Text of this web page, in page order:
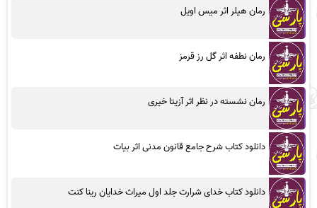
رمان هیلر اثر میس اویل
رمان نطفه اثر گل رز قرمز
رمان نشسته در نظر اثر آزیتا خیری
دانلود کتاب شرح جامع قانون مدنی اثر بیات
دانلود کتاب خدای شرارت جلد اول میراث خدایان رینا کنت